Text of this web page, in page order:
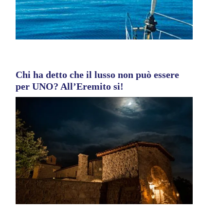
Chi ha detto che il lusso non può essere
per UNO? All’Eremito si!